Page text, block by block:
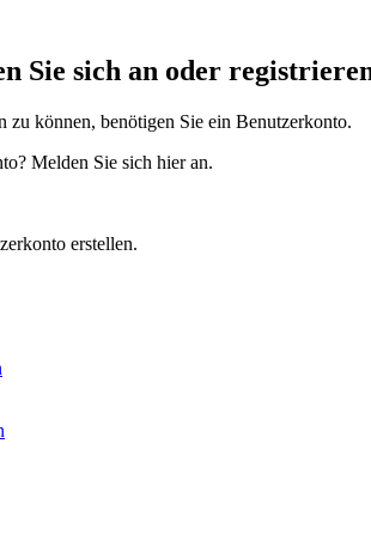
Sie sich an oder
zu können, benötigen Sie ein Benutzerkonto.
Melden Sie sich hier an.
erstellen.